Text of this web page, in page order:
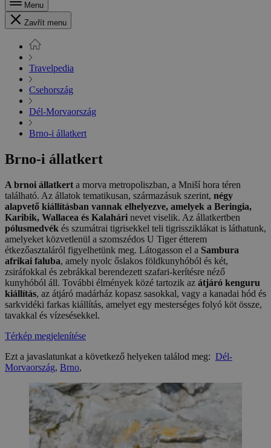
Menu
Zavřít menu
Travelpedia
Csehország
Dél-Morvaország
Brno-i állatkert
Brno-i állatkert
A brnoi állatkert a morva metropoliszban, a Mniší hora téren
található. Az állatok tematikusan, származásuk szerint, négy
alapvető kiállításban vannak elhelyezve, amelyek a Beringia,
Karibik, Wallacea és Kalahári nevet viselik. Az állatkertben
pólusmedvék és szumátrai tigrisekkel teli tigrissziklákat is láthatunk,
amelyeket közvetlenül a szomszédos U Tiger étterem
étkezőasztaláról figyelhetünk meg. Látogasson el a Sambura
afrikai faluba, amely nyolc őslakos földkunyhóból és két,
zsiráfokkal és zebrákkal berendezett szafari-kerítésre néző
kunyhóból áll. További élmények közé tartozik az átjáró kenguru
kiállítás, az átjáró madárház kopasz sasokkal, vagy a kanadai hód és
sarkvidéki farkas kiállítás, amelyet egy mesterséges folyó köt össze,
tavakkal és vízesésekkel.
Térkép megjelenítése
Ezt a javaslatunkat a következő helyeken találod meg: Dél-
Morvaország, Brno,